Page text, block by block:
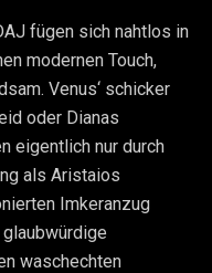
fügen sich nahtlos in
modernen Touch,
Venus‘ schicker
oder Dianas
eigentlich nur durch
als Aristaios
Imkeranzug
waschechten